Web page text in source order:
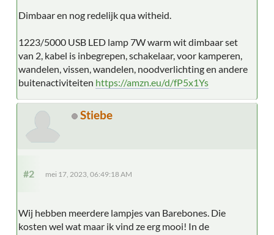
Dimbaar en nog redelijk qua witheid.
1223/5000 USB LED lamp 7W warm wit dimbaar set
van 2, kabel is inbegrepen, schakelaar, voor kamperen,
wandelen, vissen, wandelen, noodverlichting en andere
buitenactiviteiten https://amzn.eu/d/fP5x1Ys
Stiebe
#2 mei 17, 2023, 06:49:18 AM
Wij hebben meerdere lampjes van Barebones. Die
kosten wel wat maar ik vind ze erg mooi! In de